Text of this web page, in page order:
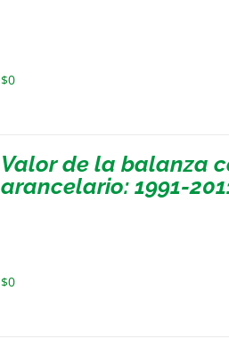
$0
Valor de la balanza
arancelario: 1991-
$0